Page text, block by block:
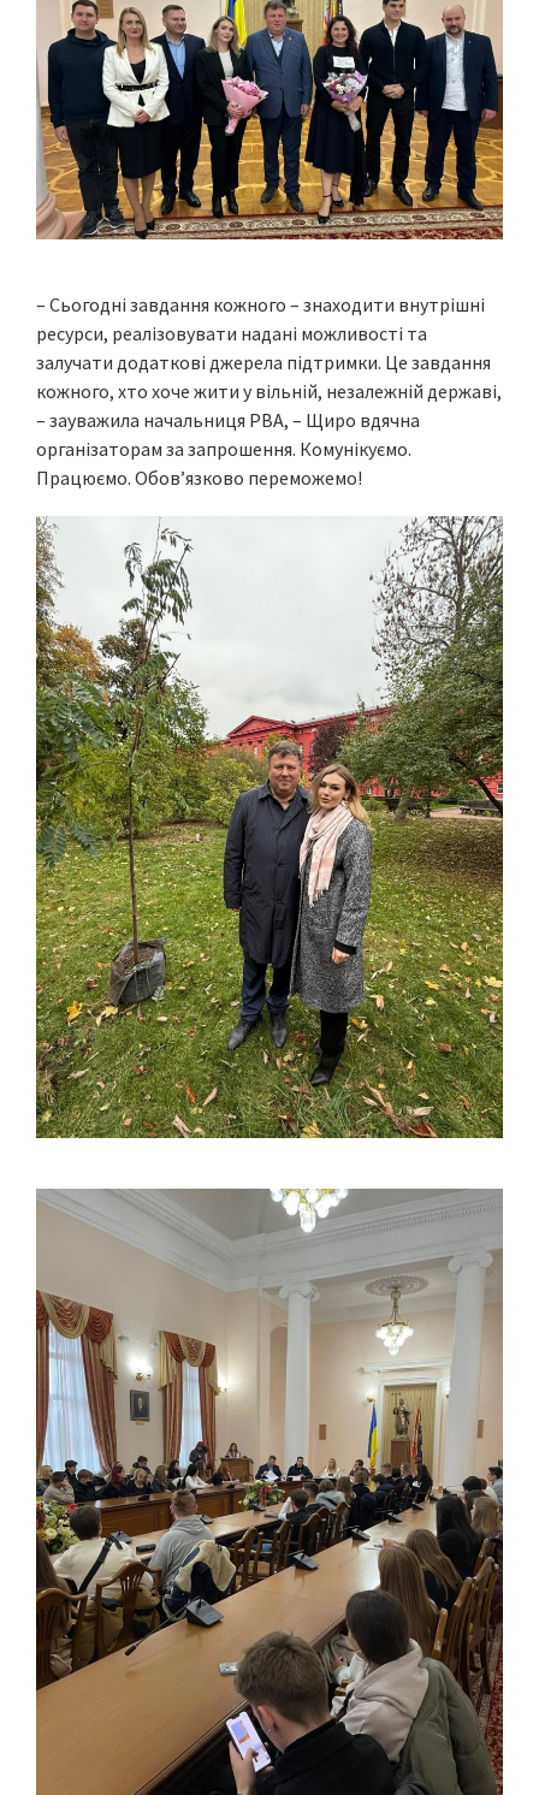
– Сьогодні завдання кожного – знаходити внутрішні
ресурси, реалізовувати надані можливості та
залучати додаткові джерела підтримки. Це завдання
кожного, хто хоче жити у вільній, незалежній державі,
– зауважила начальниця РВА, – Щиро вдячна
організаторам за запрошення. Комунікуємо.
Працюємо. Обов’язково переможемо!